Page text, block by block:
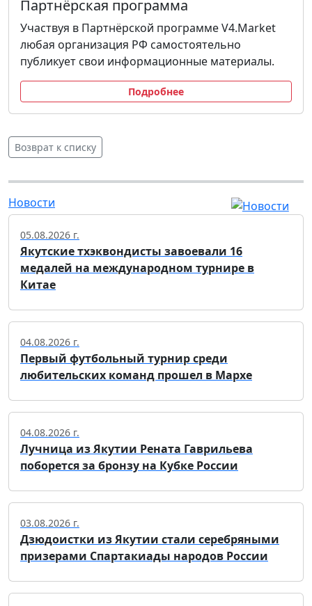
Партнёрская программа
Участвуя в Партнёрской программе V4.Market
любая организация РФ самостоятельно
публикует свои информационные материалы.
Подробнее
Возврат к списку
Новости
05.08.2026 г.
Якутские тхэквондисты завоевали 16
медалей на международном турнире в
Китае
04.08.2026 г.
Первый футбольный турнир среди
любительских команд прошел в Мархе
04.08.2026 г.
Лучница из Якутии Рената Гаврильева
поборется за бронзу на Кубке России
03.08.2026 г.
Дзюдоистки из Якутии стали серебряными
призерами Спартакиады народов России